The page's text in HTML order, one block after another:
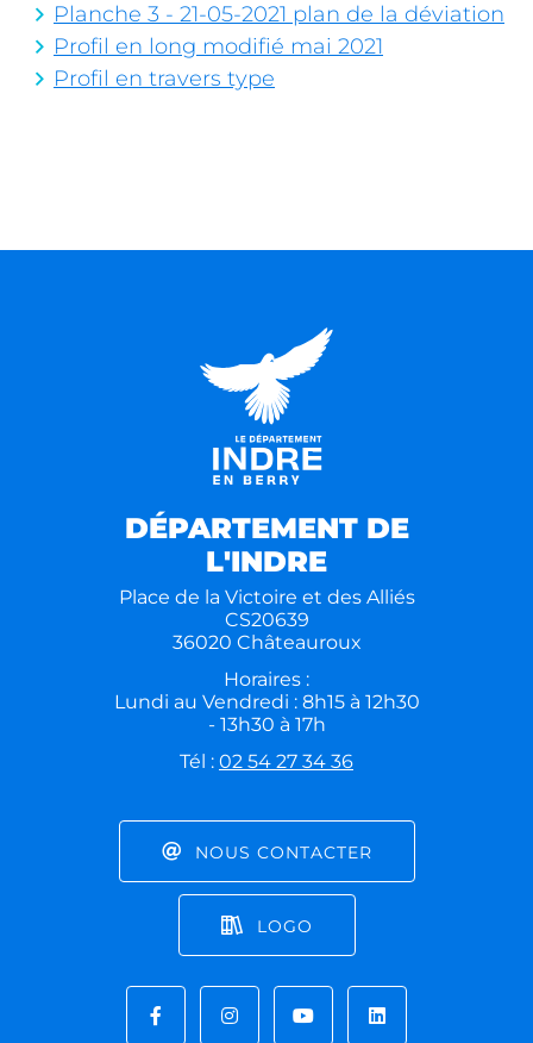
Planche 3 - 21-05-2021 plan de la déviation
Profil en long modifié mai 2021
Profil en travers type
DÉPARTEMENT DE
L'INDRE
Place de la Victoire et des Alliés
CS20639
36020 Châteauroux
Horaires :
Lundi au Vendredi : 8h15 à 12h30
- 13h30 à 17h
Tél : 02 54 27 34 36
NOUS CONTACTER
LOGO